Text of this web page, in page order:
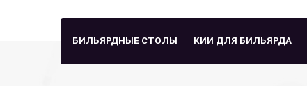
БИЛЬЯРДНЫЕ СТОЛЫ КИИ ДЛЯ БИЛЬЯРДА